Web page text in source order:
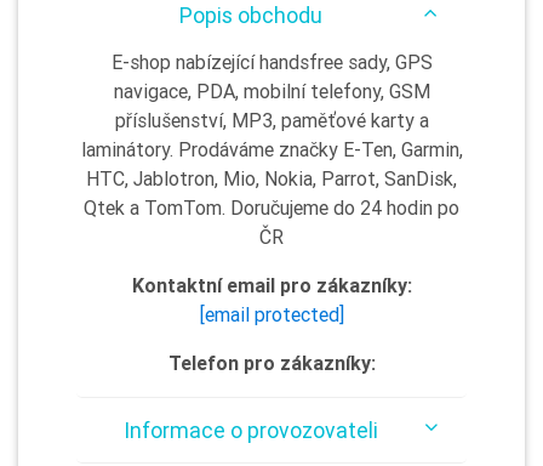
Popis obchodu
E-shop nabízející handsfree sady, GPS
navigace, PDA, mobilní telefony, GSM
příslušenství, MP3, paměťové karty a
laminátory. Prodáváme značky E-Ten, Garmin,
HTC, Jablotron, Mio, Nokia, Parrot, SanDisk,
Qtek a TomTom. Doručujeme do 24 hodin po
ČR
Kontaktní email pro zákazníky:
[email protected]
Telefon pro zákazníky:
Informace o provozovateli